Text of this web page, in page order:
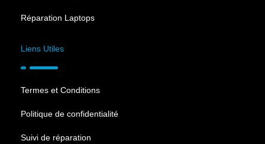
Réparation Laptops
Liens Utiles
Termes et Conditions
Politique de confidentialité
Suivi de réparation